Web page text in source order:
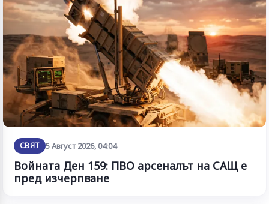
СВЯТ 5 Август 2026, 04:04
Войната Ден 159: ПВО арсеналът на САЩ е
пред изчерпване